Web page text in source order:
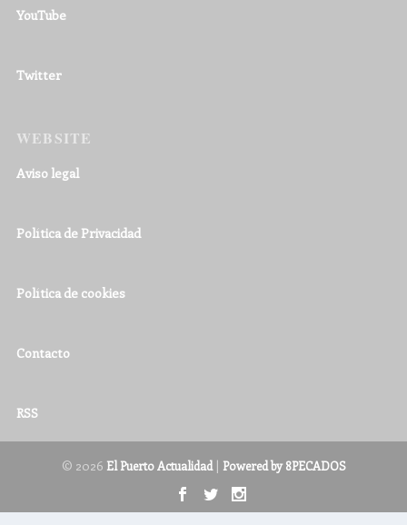
YouTube
Twitter
WEBSITE
Aviso legal
Política de Privacidad
Política de cookies
Contacto
RSS
© 2026 El Puerto Actualidad| Powered by 8PECADOS